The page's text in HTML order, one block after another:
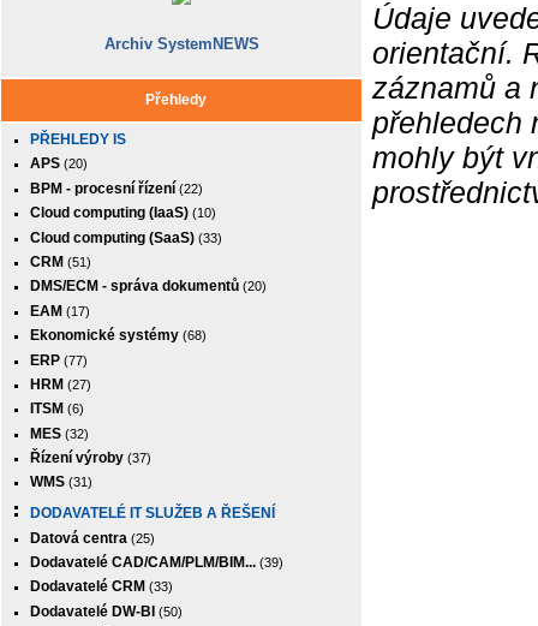
Archiv SystemNEWS
Přehledy
PŘEHLEDY IS
APS (20)
BPM - procesní řízení (22)
Cloud computing (IaaS) (10)
Cloud computing (SaaS) (33)
CRM (51)
DMS/ECM - správa dokumentů (20)
EAM (17)
Ekonomické systémy (68)
ERP (77)
HRM (27)
ITSM (6)
MES (32)
Řízení výroby (37)
WMS (31)
DODAVATELÉ IT SLUŽEB A ŘEŠENÍ
Datová centra (25)
Dodavatelé CAD/CAM/PLM/BIM... (39)
Dodavatelé CRM (33)
Dodavatelé DW-BI (50)
Údaje
orientační.
záznamů a
přehledech
mohly být